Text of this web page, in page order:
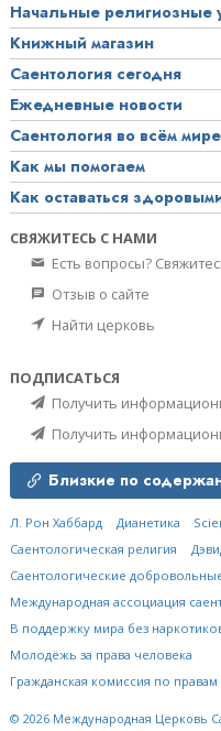
Начальные религиозные
Книжный магазин
Саентология сегодня
Ежедневные новости
Саентология во всём мире
Как мы помогаем
Как оставаться
СВЯЖИТЕСЬ С НАМИ
Есть вопросы?
Отзыв о сайте
Найти церковь
ПОДПИСАТЬСЯ
Получить
Получить
Близкие по
Л. Рон Хаббард Дианетика
Саентологическая религия
Саентологические
Международная ассоциация
В поддержку мира без
Молодёжь за права человека
Гражданская комиссия по правам
© 2026 Международная Церковь